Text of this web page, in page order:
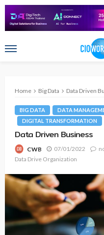
Home Big Data Data Driven
BIG DATA
DATA
DIGITAL TRANSFORMATION
Data Driven Business
CWB 07/01/2022
Data Drive Organization